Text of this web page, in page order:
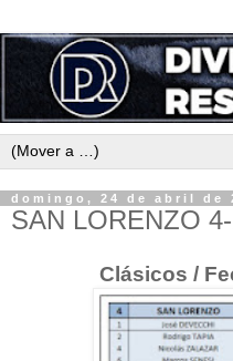
domingo, 24 de abril de
SAN LORENZO
Clásicos /